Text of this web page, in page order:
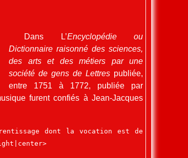
Dans L’Encyclopédie ou
Dictionnaire raisonné des sciences,
des arts et des métiers par une
société de gens de Lettres publiée,
entre 1751 à 1772, publiée par
furent confiés à Jean-Jacques
dont la vocation est de